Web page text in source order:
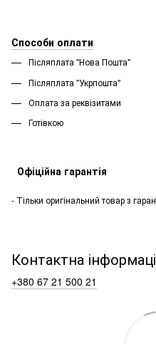
Способи оплати
Післяплата "Нова Пошта"
Післяплата "Укрпошта''
Оплата за реквізитами
Готівкою
- Тільки оригінальний товар з
Контактна
+380 67 21 500 21